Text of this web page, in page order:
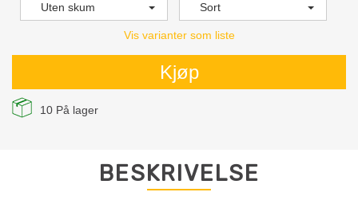
Uten skum
Sort
Vis varianter som liste
Kjøp
10 På lager
BESKRIVELSE